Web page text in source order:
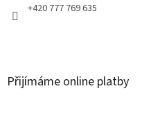
+420 777 769 635
Přijímáme online platby